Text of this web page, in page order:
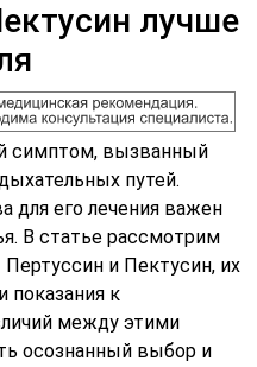
лучше
симптом, вызванный
путей.
для его лечения важен
В статье рассмотрим
и Пектусин, их
показания к
между этими
осознанный выбор и